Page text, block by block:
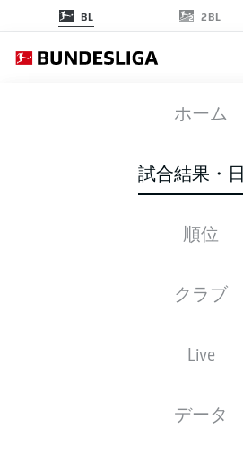
BL 2BL
ホーム
試合結果・
順位
クラブ
Live
データ
SCF HSV
スターティングメンバー
スターティングメンバーは試